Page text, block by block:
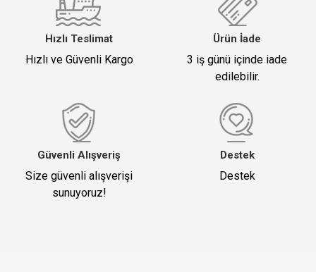
Hızlı Teslimat
Hızlı ve Güvenli Kargo
Ürün İade
3 iş günü içinde iade
edilebilir.
Güvenli Alışveriş
Size güvenli alışverişi
sunuyoruz!
Destek
Destek